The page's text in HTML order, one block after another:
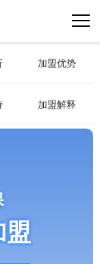
加盟优势
加盟解释
盟